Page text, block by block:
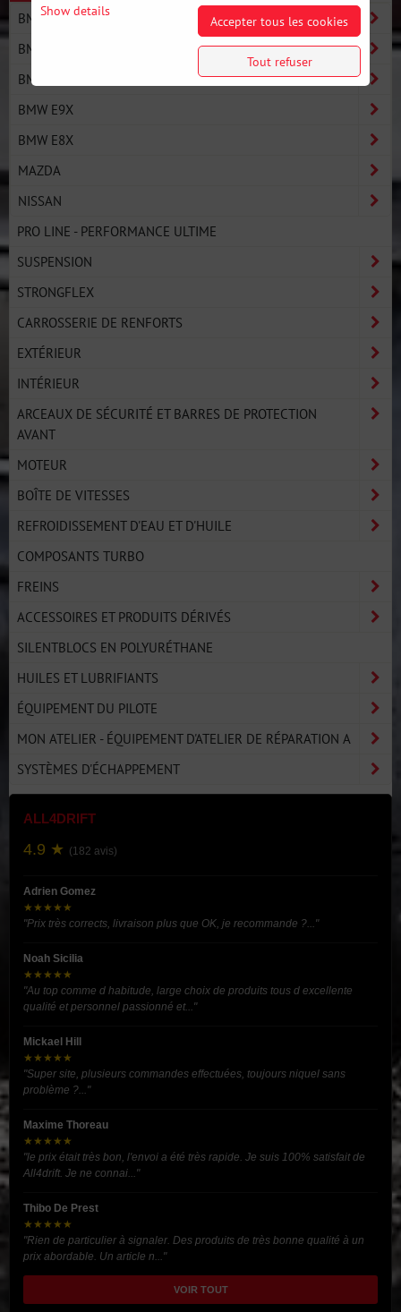
BMW E30
BMW E36
BMW E46
BMW E9X
BMW E8X
MAZDA
NISSAN
PRO LINE - PERFORMANCE ULTIME
SUSPENSION
STRONGFLEX
CARROSSERIE DE RENFORTS
EXTÉRIEUR
INTÉRIEUR
ARCEAUX DE SÉCURITÉ ET BARRES DE PROTECTION
AVANT
MOTEUR
BOÎTE DE VITESSES
REFROIDISSEMENT D'EAU ET D'HUILE
COMPOSANTS TURBO
FREINS
ACCESSOIRES ET PRODUITS DÉRIVÉS
SILENTBLOCS EN POLYURÉTHANE
HUILES ET LUBRIFIANTS
ÉQUIPEMENT DU PILOTE
MON ATELIER - ÉQUIPEMENT D'ATELIER DE RÉPARATION A
SYSTÈMES D'ÉCHAPPEMENT
ALL4DRIFT
4.9 ★ (182 avis)
Adrien Gomez
★★★★★
"Prix très corrects, livraison plus que OK, je recommande ?..."
Noah Sicilia
★★★★★
"Au top comme d habitude, large choix de produits tous d excellente
qualité et personnel passionné et..."
Mickael Hill
★★★★★
"Super site, plusieurs commandes effectuées, toujours niquel sans
problème ?..."
Maxime Thoreau
★★★★★
"le prix était très bon, l'envoi a été très rapide. Je suis 100% satisfait de
All4drift. Je ne connai..."
Thibo De Prest
★★★★★
"Rien de particulier à signaler. Des produits de très bonne qualité à un
prix abordable. Un article n..."
VOIR TOUT
Show details
Accepter tous les cookies
Tout refuser